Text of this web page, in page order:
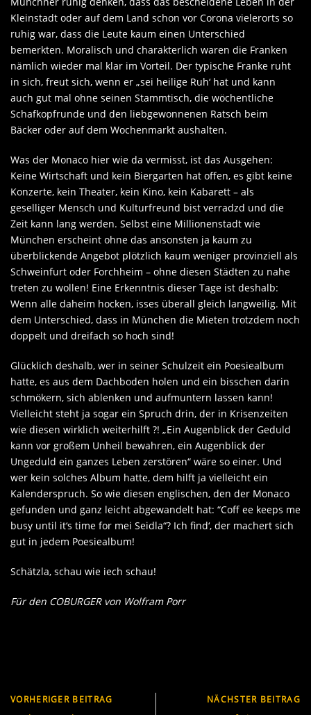
Kleinstadt oder auf dem Land schon vor Corona vielerorts so
ruhig war, dass die Leute kaum einen Unterschied
bemerkten. Moralisch und charakterlich waren die Franken
nämlich wieder mal klar im Vorteil. Der typische Franke ruht
in sich, freut sich, wenn er „sei heilige Ruh‘ hat und kann
auch gut mal ohne seinen Stammtisch, die wöchentliche
Schafkopfrunde und den liebgewonnenen Ratsch beim
Bäcker oder auf dem Wochenmarkt aushalten.
Was der Monaco hier wie da vermisst, ist das Ausgehen:
Keine Wirtschaft und kein Biergarten hat offen, es gibt keine
Konzerte, kein Theater, kein Kino, kein Kabarett – als
geselliger Mensch und Kulturfreund bist verradzd und die
Zeit kann lang werden. Selbst eine Millionenstadt wie
München erscheint ohne das ansonsten ja kaum zu
überblickende Angebot plötzlich kaum weniger provinziell als
Schweinfurt oder Forchheim – ohne diesen Städten zu nahe
treten zu wollen! Eine Erkenntnis dieser Tage ist deshalb:
Wenn alle daheim hocken, isses überall gleich langweilig. Mit
dem Unterschied, dass in München die Mieten trotzdem noch
doppelt und dreifach so hoch sind!
Glücklich deshalb, wer in seiner Schulzeit ein Poesiealbum
hatte, es aus dem Dachboden holen und ein bisschen darin
schmökern, sich ablenken und aufmuntern lassen kann!
Vielleicht steht ja sogar ein Spruch drin, der in Krisenzeiten
wie diesen wirklich weiterhilft ?! „Ein Augenblick der Geduld
kann vor großem Unheil bewahren, ein Augenblick der
Ungeduld ein ganzes Leben zerstören“ wäre so einer. Und
wer kein solches Album hatte, dem hilft ja vielleicht ein
Kalenderspruch. So wie diesen englischen, den der Monaco
gefunden und ganz leicht abgewandelt hat: “Coff ee keeps me
busy until it‘s time for mei Seidla“? Ich find‘, der machert sich
gut in jedem Poesiealbum!
Schätzla, schau wie iech schau!
Für den COBURGER von Wolfram Porr
VORHERIGER BEITRAG NÄCHSTER BEITRAG